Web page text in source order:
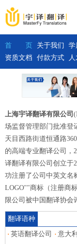
首 页 关于我们 学
资质文档
付款方式
上海宇译翻译有限公司
场监督管理部门批准登
天目西路街道恒通路
的高端专业翻译公司，
译翻译有限公司创立于
功注册了公司中英文名
LOGO""商标（注册商
限公司被中国翻译协会
翻译语种
英语翻译公司 意大